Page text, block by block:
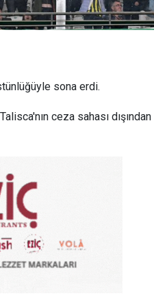
sona erdi.
ceza sahası